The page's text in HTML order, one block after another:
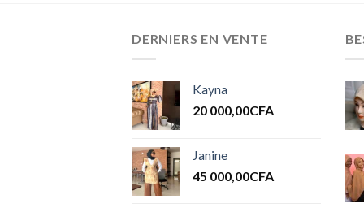
DERNIERS EN VENTE
Kayna
20 000,00CFA
Janine
45 000,00CFA